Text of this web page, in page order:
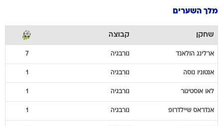
מלך השערים
שחקן קבוצה
ארלינג הולאנד נורבגיה 7
אנטוניו נוסה נורבגיה 1
לאו אוסטיגור נורבגיה 1
אנדראס שיילדרופ נורבגיה 1